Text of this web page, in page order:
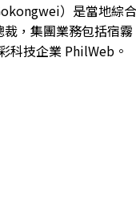
）是當地綜
，集團業務包括宿霧
科技企業 PhilWeb。